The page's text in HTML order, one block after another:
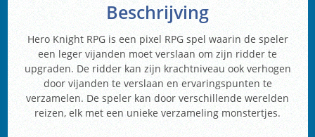
Beschrijving
Hero Knight RPG is een pixel RPG spel waarin de speler
een leger vijanden moet verslaan om zijn ridder te
upgraden. De ridder kan zijn krachtniveau ook verhogen
door vijanden te verslaan en ervaringspunten te
verzamelen. De speler kan door verschillende werelden
reizen, elk met een unieke verzameling monstertjes.